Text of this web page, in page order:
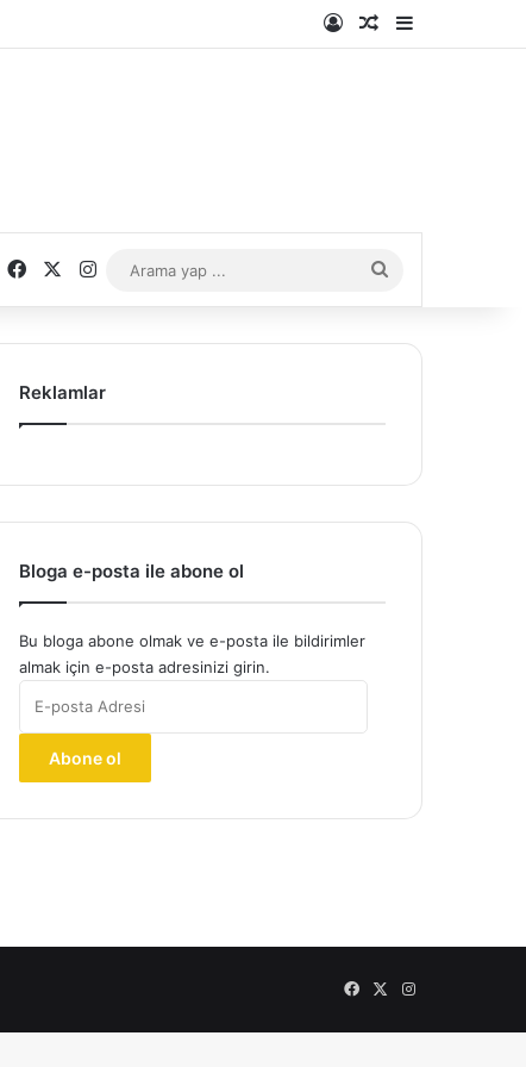
Kayıt OlRastgele Makale
Kenar
FacebookInstagram
yap
Reklamlar
Bloga e-posta ile abone ol
Bu bloga abone olmak ve e-posta ile bildirimler
almak için e-posta adresinizi girin.
posta
Abone ol
Facebook
X Instagram